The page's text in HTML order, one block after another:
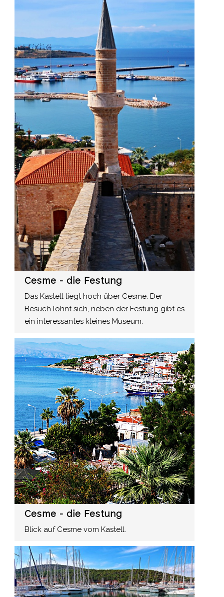
Cesme - die Festung
Das Kastell liegt hoch über Cesme. Der
Besuch lohnt sich, neben der Festung gibt es
ein interessantes kleines Museum.
Cesme - die Festung
Blick auf Cesme vom Kastell.